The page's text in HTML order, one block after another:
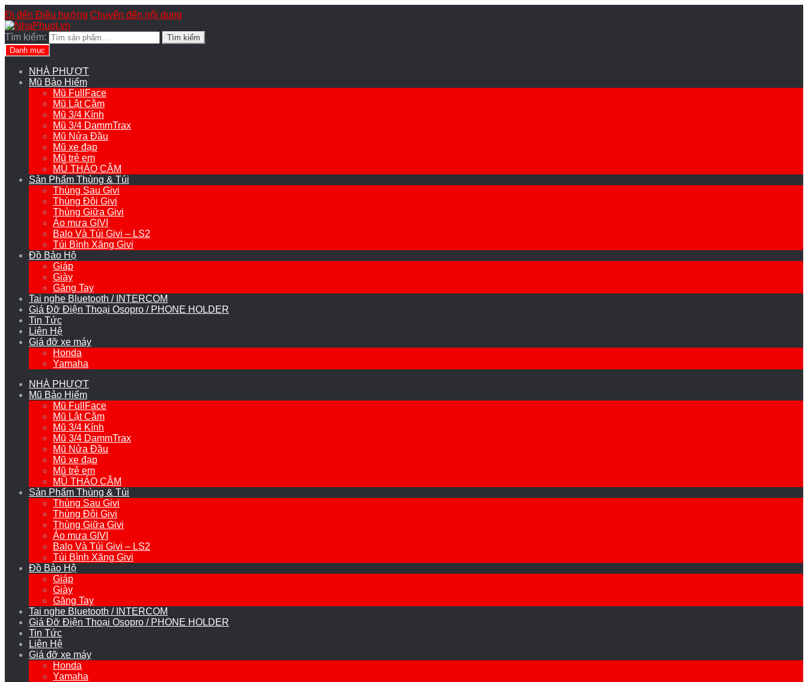
Đi đến Điều hướng Chuyển đến nội dung
Tìm kiếm:
Tìm kiếm
Danh mục
NHÀ PHƯỢT
Mũ Bảo Hiểm
Mũ FullFace
Mũ Lật Cằm
Mũ 3/4 Kính
Mũ 3/4 DammTrax
Mũ Nửa Đầu
Mũ xe đạp
Mũ trẻ em
MŨ THÁO CẰM
Sản Phẩm Thùng & Túi
Thùng Sau Givi
Thùng Đôi Givi
Thùng Giữa Givi
Áo mưa GIVI
Balo Và Túi Givi – LS2
Túi Bình Xăng Givi
Đồ Bảo Hộ
Giáp
Giày
Găng Tay
Tai nghe Bluetooth / INTERCOM
Giá Đỡ Điện Thoại Osopro / PHONE HOLDER
Tin Tức
Liên Hệ
Giá đỡ xe máy
Honda
Yamaha
NHÀ PHƯỢT
Mũ Bảo Hiểm
Mũ FullFace
Mũ Lật Cằm
Mũ 3/4 Kính
Mũ 3/4 DammTrax
Mũ Nửa Đầu
Mũ xe đạp
Mũ trẻ em
MŨ THÁO CẰM
Sản Phẩm Thùng & Túi
Thùng Sau Givi
Thùng Đôi Givi
Thùng Giữa Givi
Áo mưa GIVI
Balo Và Túi Givi – LS2
Túi Bình Xăng Givi
Đồ Bảo Hộ
Giáp
Giày
Găng Tay
Tai nghe Bluetooth / INTERCOM
Giá Đỡ Điện Thoại Osopro / PHONE HOLDER
Tin Tức
Liên Hệ
Giá đỡ xe máy
Honda
Yamaha